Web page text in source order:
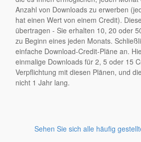
Anzahl von Downloads zu erwerben
hat einen Wert von einem Credit).
übertragen - Sie erhalten 10, 20 oder
zu Beginn eines jeden Monats.
einfache Download-Credit-Pläne an.
einmalige Downloads für 2, 5 oder 15
Verpflichtung mit diesen Plänen, und
nicht 1 Jahr lang.
Sehen Sie sich alle häufig